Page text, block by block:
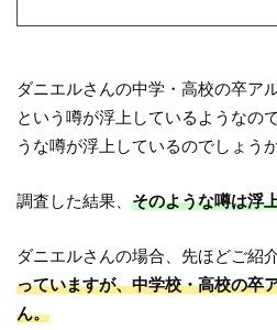
ダニエルさんの中学・高校の卒ア
という噂が浮上しているようなの
うな噂が浮上しているのでしょう
調査した結果、そのような噂は浮
ダニエルさんの場合、先ほどご紹
っていますが、中学校・高校の卒
ん。